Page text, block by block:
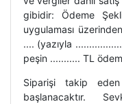
gibidir: Ödeme
uygulaması
.... (yazıyla
peşin ........... TL
Siparişi takip
başlanacaktır.